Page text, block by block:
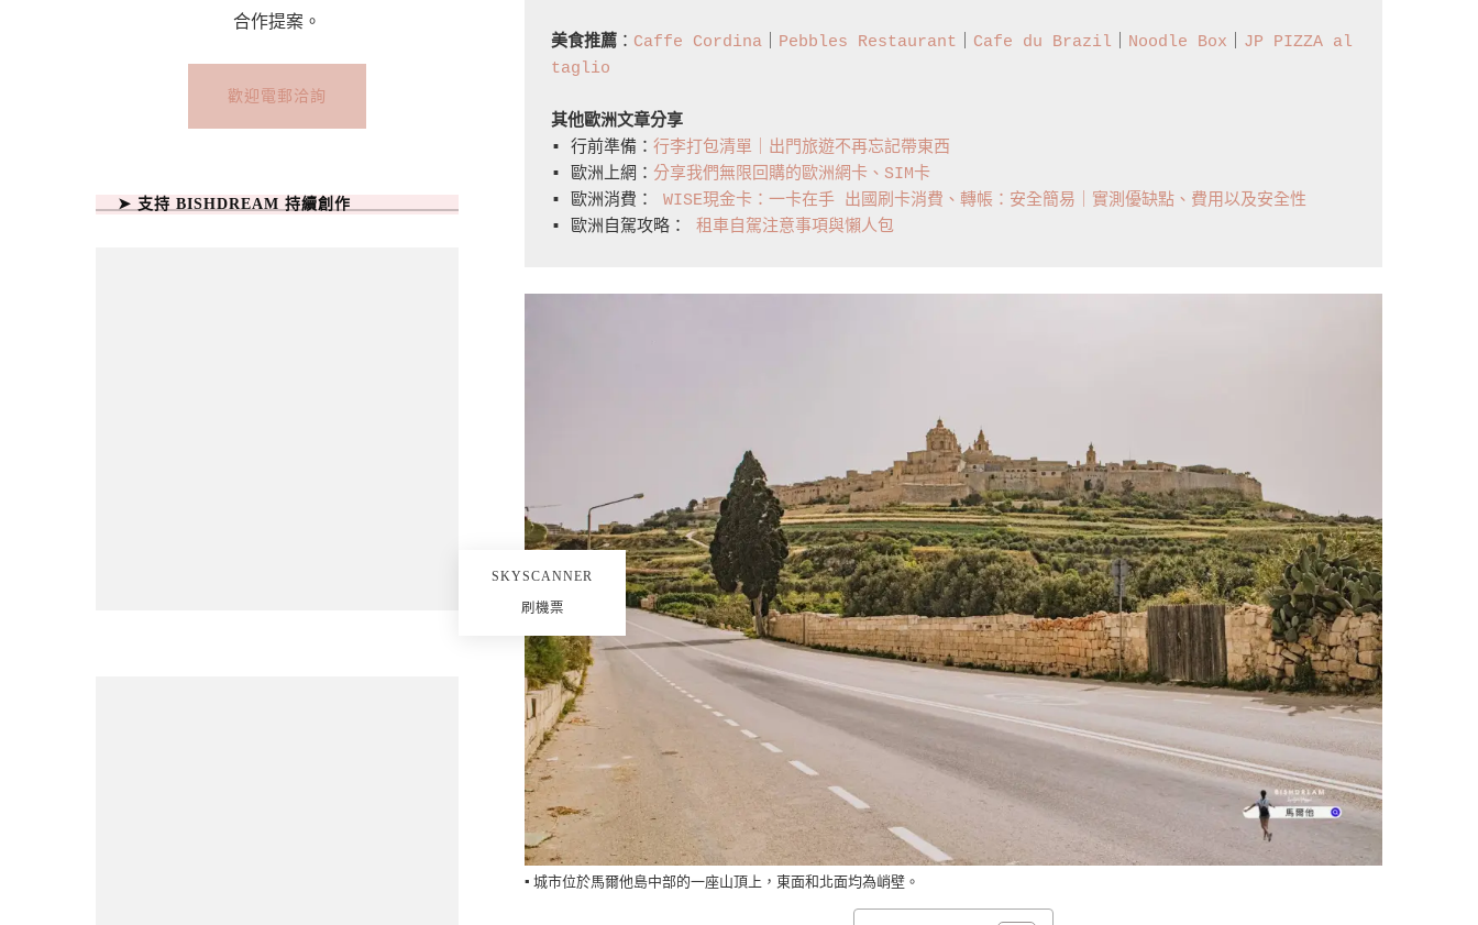
美食推薦 ： Caffe Cordina Pebbles Restaurant Cafe du Brazil Noodle Box
JP PIZZA al
taglio
其他歐洲文章分享
▪️ 行前準備： 行李打包清單｜出門旅遊不再忘記帶東西
▪️ 歐洲上網： 分享我們無限回購的歐洲網卡、SIM卡
▪️ 歐洲消費： WISE現金卡：一卡在手 出國刷卡消費、轉帳：安全簡易｜實測優缺點、費用以及安全性
▪️ 歐洲自駕攻略： 租車自駕注意事項與懶人包
▪️ 城市位於馬爾他島中部的一座山頂上，東面和北面均為峭壁。
合作提案。
歡迎電郵洽詢
➤ 支持 BISHDREAM 持續創作
SKYSCANNER
刷機票